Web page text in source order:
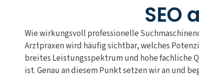
SEO
Wie wirkungsvoll professionelle
Arztpraxen wird häufig sichtbar, welches
breites Leistungsspektrum und hohe fachliche
ist. Genau an diesem Punkt setzen wir an und